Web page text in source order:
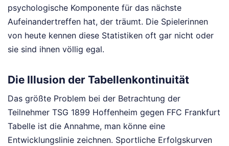
psychologische Komponente für das nächste
Aufeinandertreffen hat, der träumt. Die Spielerinnen
von heute kennen diese Statistiken oft gar nicht oder
sie sind ihnen völlig egal.
Die Illusion der Tabellenkontinuität
Das größte Problem bei der Betrachtung der
Teilnehmer TSG 1899 Hoffenheim gegen FFC Frankfurt
Tabelle ist die Annahme, man könne eine
Entwicklungslinie zeichnen. Sportliche Erfolgskurven